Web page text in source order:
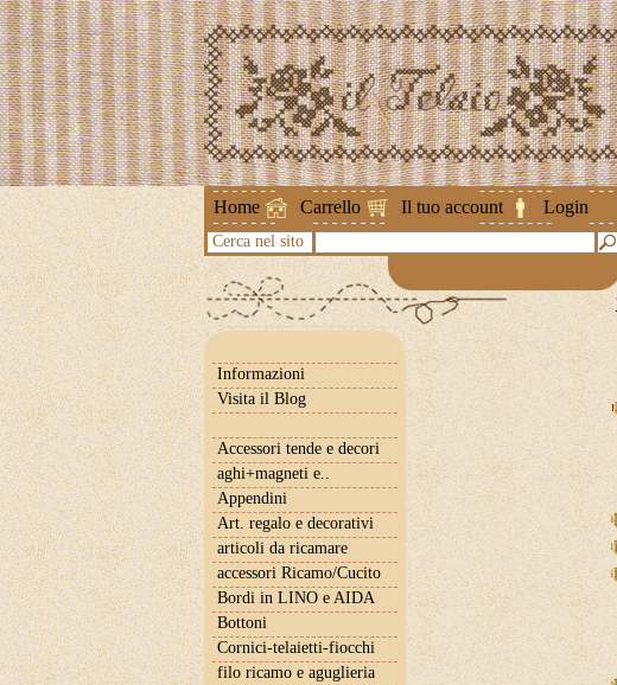
Home Carrello Il tuo account Login
Attenzione ! Le
Cerca nel sito
Informazioni
Visita il Blog
Accessori tende e decori
aghi+magneti e..
Appendini
Art. regalo e decorativi
articoli da ricamare
accessori Ricamo/Cucito
Bordi in LINO e AIDA
Bottoni
Cornici-telaietti-fiocchi
filo ricamo e aguglieria